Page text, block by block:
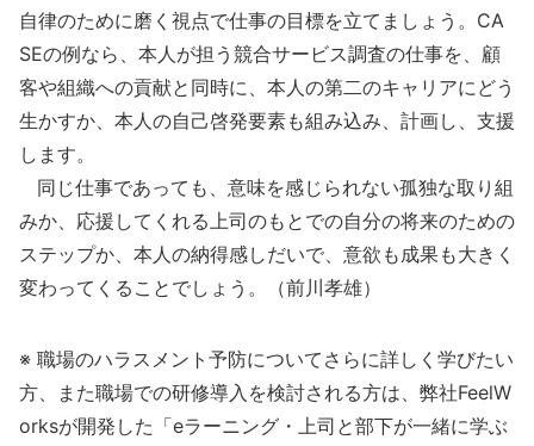
自律のために磨く視点で仕事の目標を立てましょう。CA
SEの例なら、本人が担う競合サービス調査の仕事を、顧
客や組織への貢献と同時に、本人の第二のキャリアにどう
生かすか、本人の自己啓発要素も組み込み、計画し、支援
します。
同じ仕事であっても、意味を感じられない孤独な取り組
みか、応援してくれる上司のもとでの自分の将来のための
ステップか、本人の納得感しだいで、意欲も成果も大きく
変わってくることでしょう。（前川孝雄）
※ 職場のハラスメント予防についてさらに詳しく学びたい
方、また職場での研修導入を検討される方は、弊社FeelW
orksが開発した「eラーニング・上司と部下が一緒に学ぶ